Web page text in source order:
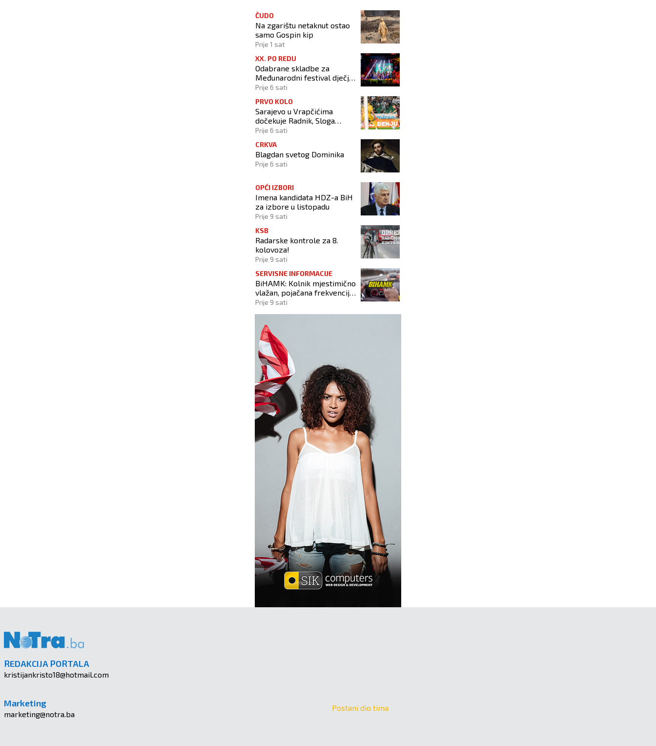
ČUDO
Na zgarištu netaknut ostao
samo Gospin kip
Prije 1 sat
XX. PO REDU
Odabrane skladbe za
Međunarodni festival dječje
glazbe "Dok Teče Lašva"
Prije 6 sati
PRVO KOLO
Sarajevo u Vrapčićima
dočekuje Radnik, Sloga
gostuje u Širokom Brijegu
Prije 6 sati
CRKVA
Blagdan svetog Dominika
Prije 6 sati
OPĆI IZBORI
Imena kandidata HDZ-a BiH
za izbore u listopadu
Prije 9 sati
KSB
Radarske kontrole za 8.
kolovoza!
Prije 9 sati
SERVISNE INFORMACIJE
BiHAMK: Kolnik mjestimično
vlažan, pojačana frekvencija
prometa!
Prije 9 sati
REDAKCIJA PORTALA
kristijankristo18@hotmail.com
Marketing
marketing@notra.ba
Postani dio tima